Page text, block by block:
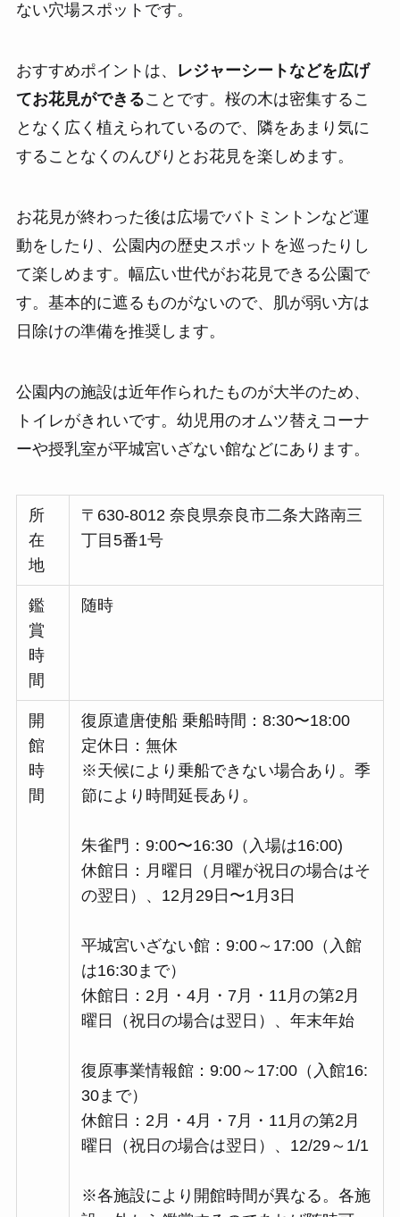
ない穴場スポットです。
おすすめポイントは、
レジャーシートなどを広げ
てお花見ができることです。桜の木は密集するこ
となく広く植えられているので、隣をあまり気に
することなくのんびりとお花見を楽しめます。
お花見が終わった後は広場でバトミントンなど運
動をしたり、公園内の歴史スポットを巡ったりし
て楽しめます。幅広い世代がお花見できる公園で
す。基本的に遮るものがないので、肌が弱い方は
日除けの準備を推奨します。
公園内の施設は近年作られたものが大半のため、
トイレがきれいです。幼児用のオムツ替えコーナ
ーや授乳室が平城宮いざない館などにあります。
所
在
地
〒630-8012 奈良県奈良市二条大路南三
丁目5番1号
鑑
賞
時
間
随時
開
館
時
間
復原遣唐使船 乗船時間：8:30〜18:00
定休日：無休
※天候により乗船できない場合あり。季
節により時間延長あり。
朱雀門：9:00〜16:30（入場は16:00)
休館日：​​月曜日（月曜が祝日の場合はそ
の翌日）、12月29日〜1月3日
平城宮いざない館：9:00～17:00（入館
は16:30まで）
休館日：​​2月・4月・7月・11月の第2月
曜日（祝日の場合は翌日）、年末年始
復原事業情報館：9:00～17:00（入館16:
30まで）
休館日：2月・4月・7月・11月の第2月
曜日（祝日の場合は翌日）、12/29～1/1
※各施設により開館時間が異なる。各施